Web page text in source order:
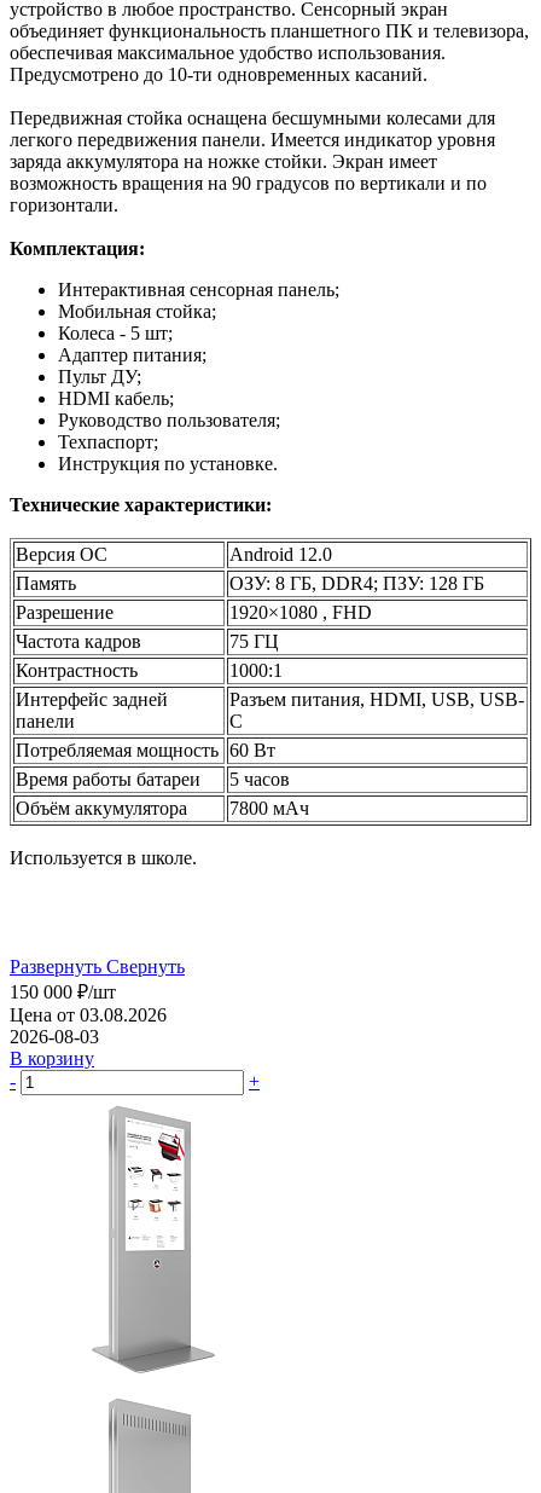
устройство в любое пространство. Сенсорный экран
объединяет функциональность планшетного ПК и телевизора,
обеспечивая максимальное удобство использования.
Предусмотрено до 10-ти одновременных касаний.
Передвижная стойка оснащена бесшумными колесами для
легкого передвижения панели. Имеется индикатор уровня
заряда аккумулятора на ножке стойки. Экран имеет
возможность вращения на 90 градусов по вертикали и по
горизонтали.
Комплектация:
Интерактивная сенсорная панель;
Мобильная стойка;
Колеса - 5 шт;
Адаптер питания;
Пульт ДУ;
HDMI кабель;
Руководство пользователя;
Техпаспорт;
Инструкция по установке.
Технические характеристики:
Версия ОС
Android 12.0
Память
ОЗУ: 8 ГБ, DDR4; ПЗУ: 128 ГБ
Разрешение
1920×1080 , FHD
Частота кадров
75 ГЦ
Контрастность
1000:1
Интерфейс задней
панели
Разъем питания, HDMI, USB, USB-
C
Потребляемая мощность 60 Вт
Время работы батареи
5 часов
Объём аккумулятора
7800 мАч
Используется в школе.
Развернуть Свернуть
150 000 ₽/шт
Цена от 03.08.2026
2026-08-03
В корзину
-
+